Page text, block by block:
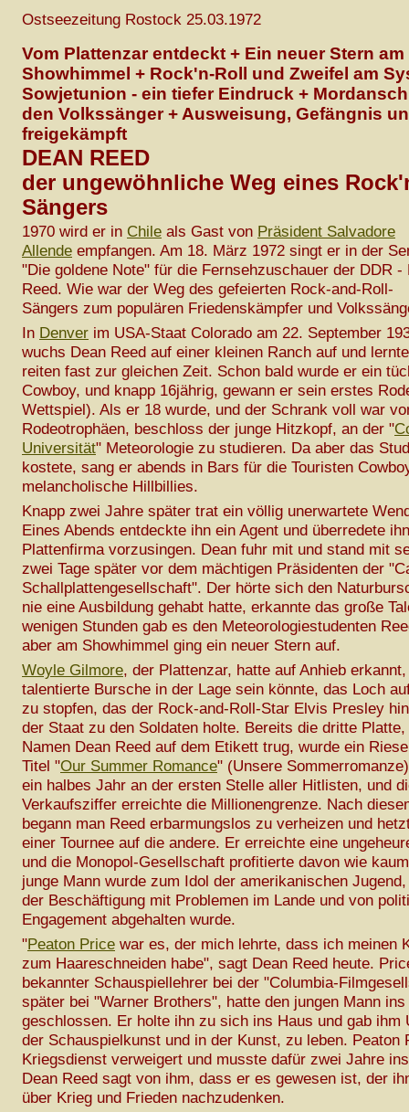
Ostseezeitung Rostock 25.03.1972
Vom Plattenzar entdeckt + Ein neuer Stern am
Showhimmel + Rock'n-Roll und Zweifel am
Sowjetunion - ein tiefer Eindruck +
den Volkssänger + Ausweisung, Gefängnis
freigekämpft
DEAN REED
der ungewöhnliche Weg eines
Sängers
1970 wird er in Chile als Gast von Präsident Salvadore
Allende empfangen. Am 18. März 1972 singt er in der
"Die goldene Note" für die Fernsehzuschauer der DDR -
Reed. Wie war der Weg des gefeierten Rock-and-Roll-
Sängers zum populären Friedenskämpfer und
In Denver im USA-Staat Colorado am 22. September
wuchs Dean Reed auf einer kleinen Ranch auf und
reiten fast zur gleichen Zeit. Schon bald wurde er ein
Cowboy, und knapp 16jährig, gewann er sein erstes
Wettspiel). Als er 18 wurde, und der Schrank voll war
Rodeotrophäen, beschloss der junge Hitzkopf, an der "
Universität" Meteorologie zu studieren. Da aber das
kostete, sang er abends in Bars für die Touristen
melancholische Hillbillies.
Knapp zwei Jahre später trat ein völlig unerwartete
Eines Abends entdeckte ihn ein Agent und überredete
Plattenfirma vorzusingen. Dean fuhr mit und stand mit
zwei Tage später vor dem mächtigen Präsidenten der
Schallplattengesellschaft". Der hörte sich den
nie eine Ausbildung gehabt hatte, erkannte das große
wenigen Stunden gab es den Meteorologiestudenten
aber am Showhimmel ging ein neuer Stern auf.
Woyle Gilmore, der Plattenzar, hatte auf Anhieb
talentierte Bursche in der Lage sein könnte, das Loch
zu stopfen, das der Rock-and-Roll-Star Elvis Presley
der Staat zu den Soldaten holte. Bereits die dritte Platte,
Namen Dean Reed auf dem Etikett trug, wurde ein
Titel "Our Summer Romance" (Unsere
ein halbes Jahr an der ersten Stelle aller Hitlisten, und
Verkaufsziffer erreichte die Millionengrenze. Nach
begann man Reed erbarmungslos zu verheizen und
einer Tournee auf die andere. Er erreichte eine
und die Monopol-Gesellschaft profitierte davon wie
junge Mann wurde zum Idol der amerikanischen
der Beschäftigung mit Problemen im Lande und von
Engagement abgehalten wurde.
"Peaton Price war es, der mich lehrte, dass ich meinen
zum Haareschneiden habe", sagt Dean Reed heute.
bekannter Schauspiellehrer bei der "Columbia-
später bei "Warner Brothers", hatte den jungen Mann
geschlossen. Er holte ihn zu sich ins Haus und gab ihm
der Schauspielkunst und in der Kunst, zu leben. Peaton
Kriegsdienst verweigert und musste dafür zwei Jahre
Dean Reed sagt von ihm, dass er es gewesen ist, der
über Krieg und Frieden nachzudenken.